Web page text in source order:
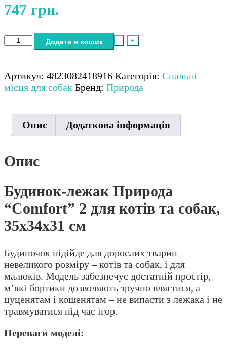
747 грн.
-
Будинок-
"Comfort"
2
собак,
см
кількість
+
Додати в кошик
Артикул: 4823082418916 Категорія: Спальні
місця для собак Бренд: Природа
Опис Додаткова інформація
Опис
Будинок-лежак Природа
“Comfort” 2 для котів та собак,
35х34х31 см
Будиночок підійде для дорослих тварин
невеликого розміру – котів та собак, і для
малюків. Модель забезпечує достатній простір,
м’які бортики дозволяють зручно влягтися, а
цуценятам і кошенятам – не випасти з лежака і не
травмуватися під час ігор.
Переваги моделі: